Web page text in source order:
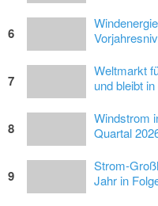
6
7
Weltmarkt
und bleibt in
8
Windstrom
Quartal
9
Strom-
Jahr in